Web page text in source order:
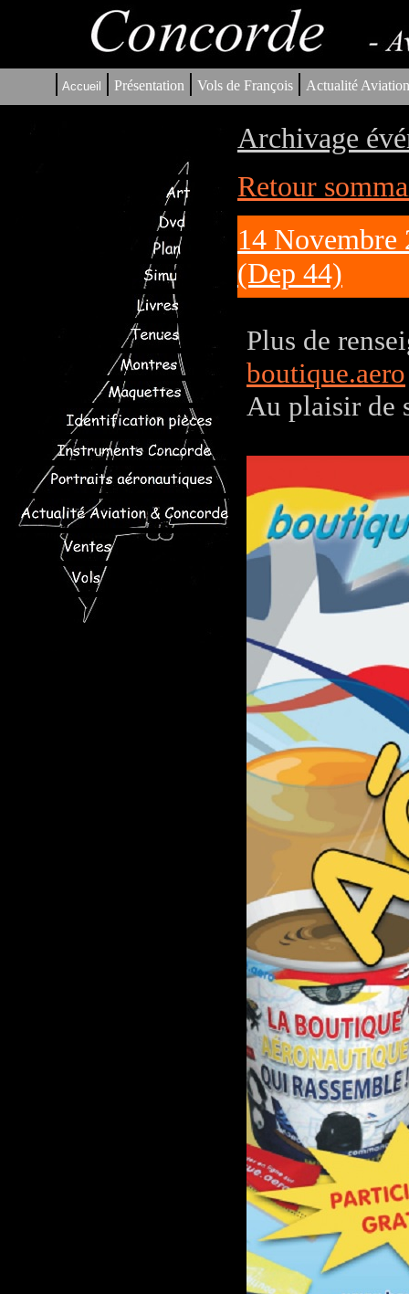
| Accueil | Présentation | Vols de François | Actualité
Archivage
Retour
14 Novembre
(Dep 44)
Plus de
boutique.aero
Au plaisir de